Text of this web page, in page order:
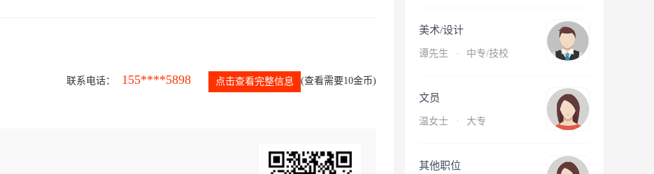
联系电话： 155****5898 点击查看完整信息 (查看需要10金币)
美术/设计
谭先生 · 中专/技校
文员
温女士 · 大专
其他职位